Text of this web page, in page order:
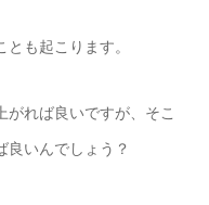
も起こります。
がれば良いですが、そこ
良いんでしょう？